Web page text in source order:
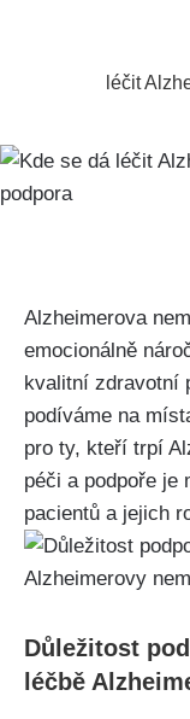
Kde se dá léčit
Alzheimerova
emocionálně
kvalitní zdravotní
podíváme na
pro ty, kteří trpí
péči a podpoře je
pacientů a jejich
Důležitost
léčbě